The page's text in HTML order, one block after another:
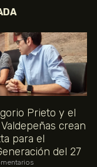
Prieto y el
crean
para el
del 27